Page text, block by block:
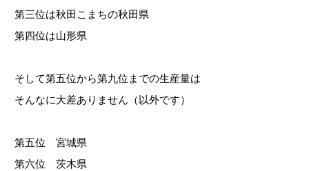
第三位は秋田こまちの秋田県
第四位は山形県
そして第五位から第九位までの生産量は
そんなに大差ありません（以外です）
第五位 宮城県
第六位 茨木県